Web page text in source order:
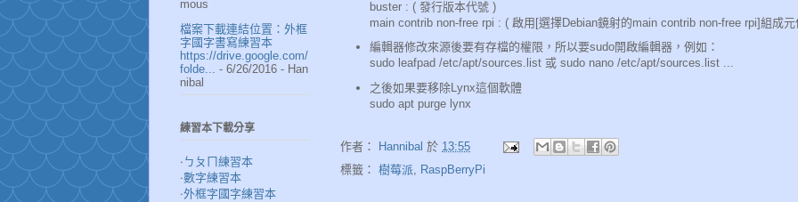
buster : ( 發行版本代號 )
main contrib non-free rpi : ( 啟用[選擇Debian鏡射的main contrib non-free rpi]組成元
編輯器修改來源後要有存檔的權限，所以要sudo開啟編輯器，例如：
sudo leafpad /etc/apt/sources.list 或 sudo nano /etc/apt/sources.list ...
之後如果要移除Lynx這個軟體
sudo apt purge lynx
作者： Hannibal 於 13:55
標籤： 樹莓派, RaspBerryPi
mous
檔案下載連結位置：外框
字國字書寫練習本
https://drive.google.com/
folde...
- 6/26/2016 - Han
nibal
練習本下載分享
‧ ㄅㄆㄇ練習本
‧數字練習本
‧外框字國字練習本